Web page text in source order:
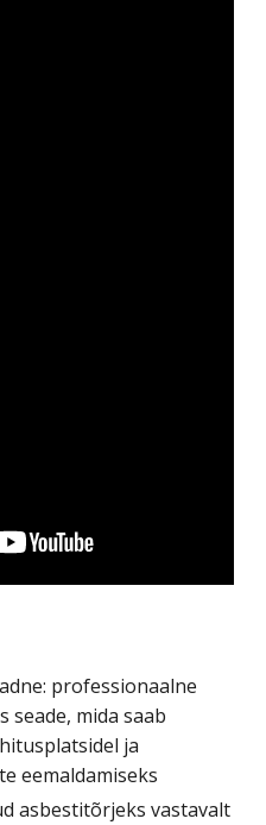
professionaalne
seade, mida saab
ja
eemaldamiseks
asbestitõrjeks vastavalt